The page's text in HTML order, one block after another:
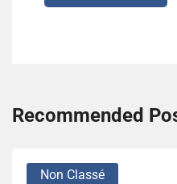
Recommended
Non Classé